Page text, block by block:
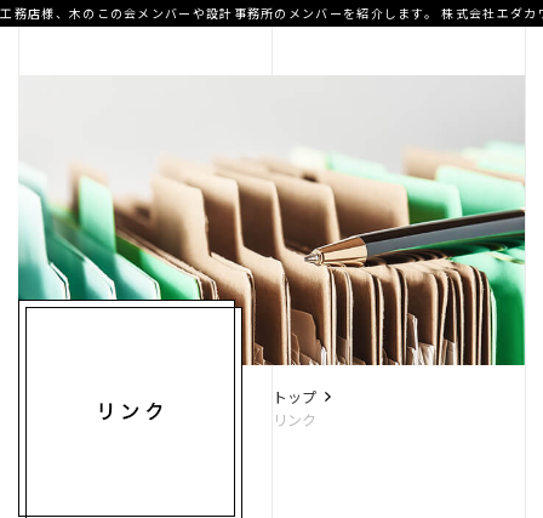
高性能住宅
店様、木のこの会メンバーや設計事務所のメンバーを紹介します。 株式会社エダカ
トップ
リンク